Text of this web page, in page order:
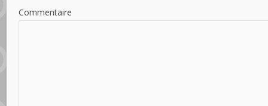
Commentaire